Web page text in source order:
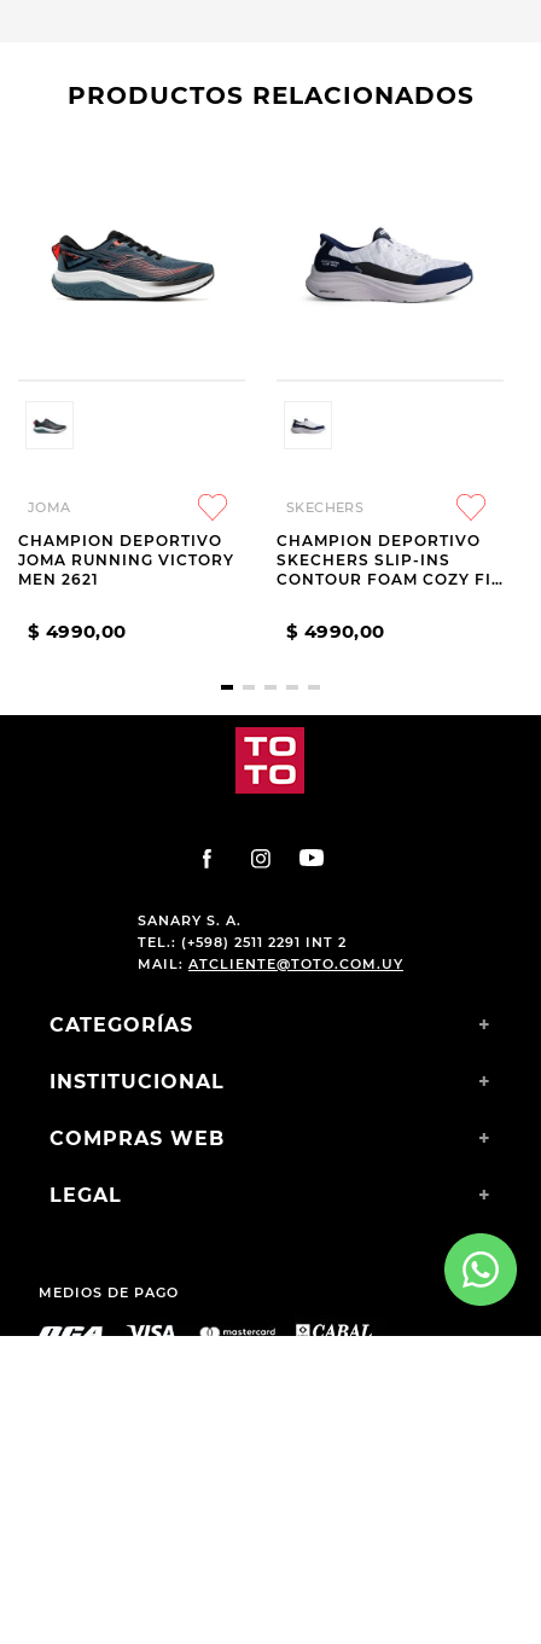
PRODUCTOS RELACIONADOS
JOMA
CHAMPION DEPORTIVO
JOMA RUNNING VICTORY
MEN 2621
$ 4990,00
SKECHERS
CHAMPION DEPORTIVO
SKECHERS SLIP-INS
CONTOUR FOAM COZY FIT
$ 4990,00
SANARY S. A.
TEL.: (+598) 2511 2291 INT 2
MAIL: ATCLIENTE@TOTO.COM.UY
CATEGORÍAS +
INSTITUCIONAL +
COMPRAS WEB +
LEGAL +
MEDIOS DE PAGO